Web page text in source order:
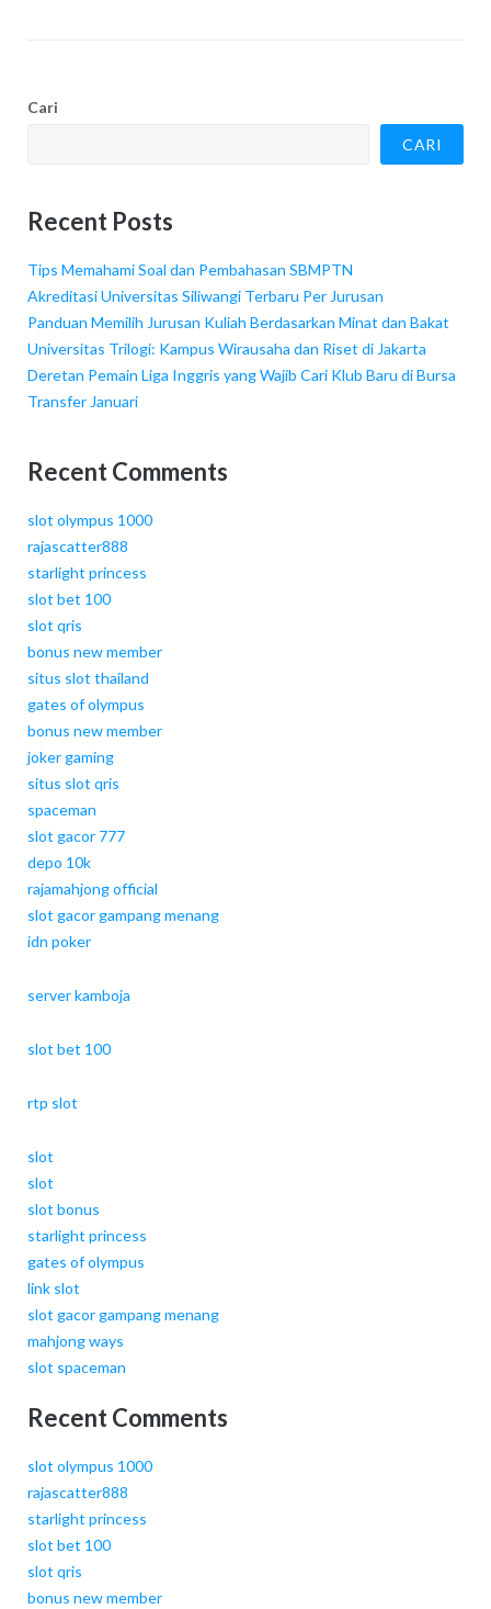
Cari
CARI
Recent Posts
Tips Memahami Soal dan Pembahasan SBMPTN
Akreditasi Universitas Siliwangi Terbaru Per Jurusan
Panduan Memilih Jurusan Kuliah Berdasarkan Minat dan Bakat
Universitas Trilogi: Kampus Wirausaha dan Riset di Jakarta
Deretan Pemain Liga Inggris yang Wajib Cari Klub Baru di Bursa
Transfer Januari
Recent Comments
slot olympus 1000
rajascatter888
starlight princess
slot bet 100
slot qris
bonus new member
situs slot thailand
gates of olympus
bonus new member
joker gaming
situs slot qris
spaceman
slot gacor 777
depo 10k
rajamahjong official
slot gacor gampang menang
idn poker
server kamboja
slot bet 100
rtp slot
slot
slot
slot bonus
starlight princess
gates of olympus
link slot
slot gacor gampang menang
mahjong ways
slot spaceman
Recent Comments
slot olympus 1000
rajascatter888
starlight princess
slot bet 100
slot qris
bonus new member